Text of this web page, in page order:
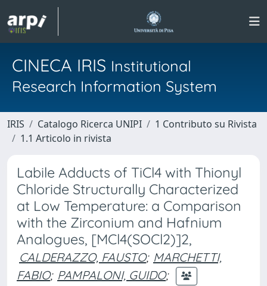
CINECA IRIS Institutional
Research Information System
IRIS Catalogo Ricerca UNIPI
1 Contributo su Rivista
1.1 Articolo in rivista
Labile Adducts of TiCl4 with Thionyl
Chloride Structurally Characterized
at Low Temperature: a Comparison
with the Zirconium and Hafnium
Analogues, [MCl4(SOCl2)]2,
CALDERAZZO, FAUSTO; MARCHETTI,
FABIO; PAMPALONI, GUIDO;